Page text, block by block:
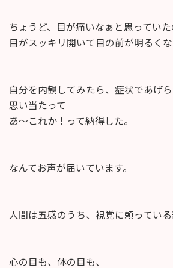
ちょうど、目が痛いなぁと思っていた
目がスッキリ開いて目の前が明るくな
自分を内観してみたら、症状であげ
思い当たって
あ〜これか！って納得した。
なんてお声が届いています。
人間は五感のうち、視覚に頼っている
心の目も、体の目も、